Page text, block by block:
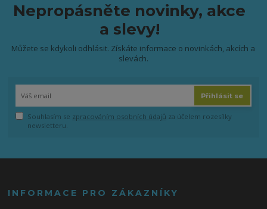
Nepropásněte novinky, akce
a slevy!
Můžete se kdykoli odhlásit. Získáte informace o novinkách, akcích a
slevách.
Přihlásit se
Souhlasím se zpracováním osobních údajů za účelem rozesílky
newsletteru.
INFORMACE PRO ZÁKAZNÍKY